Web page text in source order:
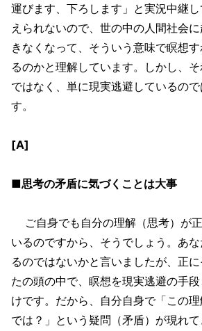
運びます、下ろします」と実況中継
えられないので、世の中の人間社会
きなくなって、そういう意味で瞑想
るのかと理解しています。しかし、
ではなく、単に現実逃避しているの
す。
[A]
■思考の矛盾に気づくことは大事
ご自身でも自分の理解（思考）が
いるのですから、そうでしょう。あ
るのではないかと言いましたが、正
たの頭の中で、瞑想を現実逃避の手
けです。だから、自分自身で「この
では？」という疑問（矛盾）が現れ